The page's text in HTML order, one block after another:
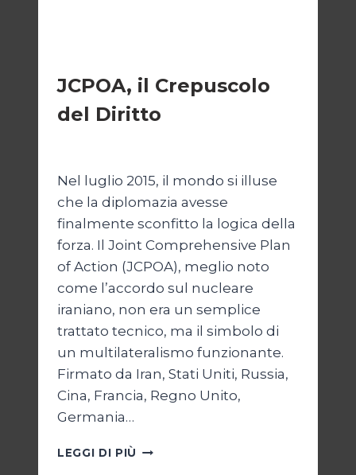
JCPOA, il Crepuscolo
del Diritto
Nel luglio 2015, il mondo si illuse
che la diplomazia avesse
finalmente sconfitto la logica della
forza. Il Joint Comprehensive Plan
of Action (JCPOA), meglio noto
come l’accordo sul nucleare
iraniano, non era un semplice
trattato tecnico, ma il simbolo di
un multilateralismo funzionante.
Firmato da Iran, Stati Uniti, Russia,
Cina, Francia, Regno Unito,
Germania…
LEGGI DI PIÙ JCPOA,